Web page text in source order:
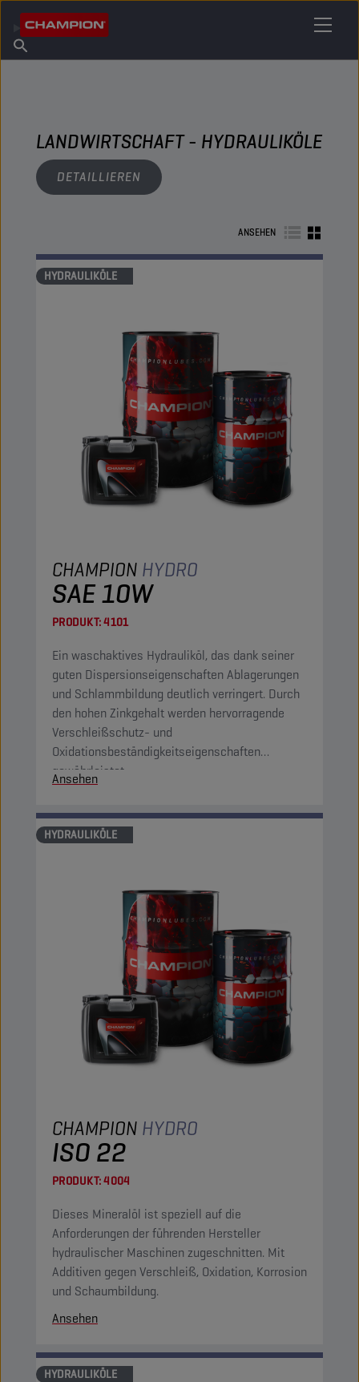
Über Champion
Händler finden
LANDWIRTSCHAFT - HYDRAULIKÖLE
DETAILLIEREN
ANSEHEN
HYDRAULIKÖLE
CHAMPION HYDRO
SAE 10W
PRODUKT:4101
Ein waschaktives Hydrauliköl, das dank seiner
guten Dispersionseigenschaften Ablagerungen
und Schlammbildung deutlich verringert. Durch
den hohen Zinkgehalt werden hervorragende
Verschleißschutz- und
Oxidationsbeständigkeitseigenschaften
gewährleistet.
Ansehen
HYDRAULIKÖLE
CHAMPION HYDRO
ISO 22
PRODUKT:4004
Dieses Mineralöl ist speziell auf die
Anforderungen der führenden Hersteller
hydraulischer Maschinen zugeschnitten. Mit
Additiven gegen Verschleiß, Oxidation, Korrosion
und Schaumbildung.
Ansehen
HYDRAULIKÖLE